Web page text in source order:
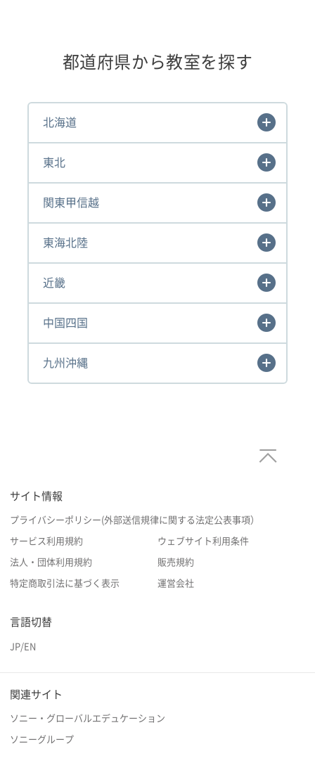
都道府県から教室を探す
北海道
東北
関東甲信越
東海北陸
近畿
中国四国
九州沖縄
サイト情報
プライバシーポリシー(外部送信規律に関する法定公表事項）
サービス利用規約 ウェブサイト利用条件
法人・団体利用規約 販売規約
特定商取引法に基づく表示 運営会社
言語切替
JP/EN
関連サイト
ソニー・グローバルエデュケーション
ソニーグループ